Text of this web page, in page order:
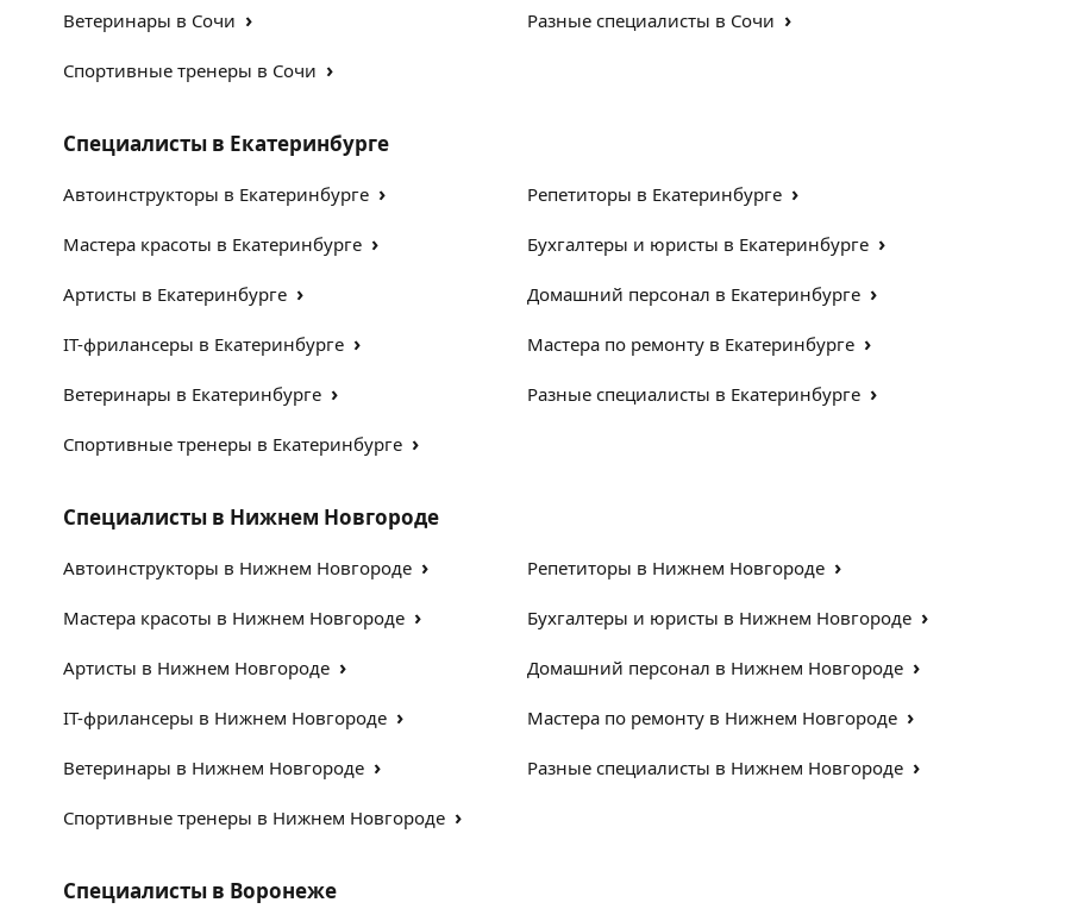
Ветеринары в Сочи ›
Спортивные тренеры в Сочи ›
Разные специалисты в Сочи ›
Специалисты в Екатеринбурге
Автоинструкторы в Екатеринбурге ›
Мастера красоты в Екатеринбурге ›
Артисты в Екатеринбурге ›
IT-фрилансеры в Екатеринбурге ›
Ветеринары в Екатеринбурге ›
Спортивные тренеры в Екатеринбурге ›
Репетиторы в Екатеринбурге ›
Бухгалтеры и юристы в Екатеринбурге ›
Домашний персонал в Екатеринбурге ›
Мастера по ремонту в Екатеринбурге ›
Разные специалисты в Екатеринбурге ›
Специалисты в Нижнем Новгороде
Автоинструкторы в Нижнем Новгороде ›
Мастера красоты в Нижнем Новгороде ›
Артисты в Нижнем Новгороде ›
IT-фрилансеры в Нижнем Новгороде ›
Ветеринары в Нижнем Новгороде ›
Спортивные тренеры в Нижнем Новгороде ›
Репетиторы в Нижнем Новгороде ›
Бухгалтеры и юристы в Нижнем Новгороде ›
Домашний персонал в Нижнем Новгороде ›
Мастера по ремонту в Нижнем Новгороде ›
Разные специалисты в Нижнем Новгороде ›
Специалисты в Воронеже